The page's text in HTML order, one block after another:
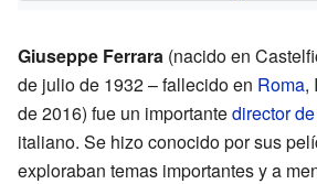
Giuseppe Ferrara (nacido en
de julio de 1932 – fallecido en Roma,
de 2016) fue un importantedirector
italiano. Se hizo conocido por sus
exploraban temas importantes y a